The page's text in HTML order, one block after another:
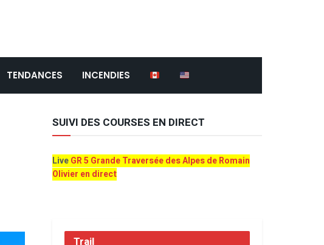
TENDANCES INCENDIES
SUIVI DES COURSES EN DIRECT
LiveGR 5 Grande Traversée des Alpes de Romain
Olivier en direct
Trail